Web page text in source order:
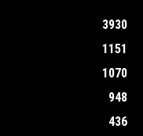
3930
1151
1070
948
436